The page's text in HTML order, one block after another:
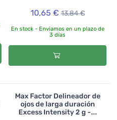
10,65 € 13,84 €
En stock - Enviamos en un plazo de
3 días
Max Factor Delineador de
ojos de larga duración
Excess Intensity 2 g -...